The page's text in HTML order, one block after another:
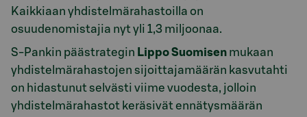
Kaikkiaan yhdistelmärahastoilla on
osuudenomistajia nyt yli 1,3 miljoonaa.
S-Pankin päästrategin Lippo Suomisen mukaan
yhdistelmärahastojen sijoittajamäärän kasvutahti
on hidastunut selvästi viime vuodesta, jolloin
yhdistelmärahastot keräsivät ennätysmäärän